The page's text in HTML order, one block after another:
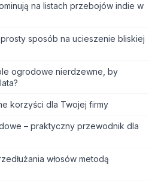
na listach przebojów indie w
sposób na ucieszenie bliskiej
ogrodowe nierdzewne, by
korzyści dla Twojej firmy
– praktyczny przewodnik dla
włosów metodą